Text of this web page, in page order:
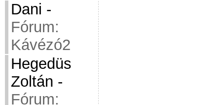
Dani -
Fórum:
Kávézó2
Hegedüs
Zoltán -
Fórum: